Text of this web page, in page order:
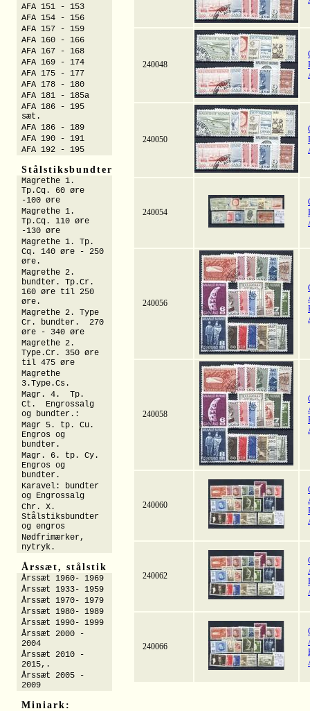
240048
240050
240054
240056
240058
240060
240062
240066
AFA 151 - 153
AFA 154 - 156
AFA 157 - 159
AFA 160 - 166
AFA 167 - 168
AFA 169 - 174
AFA 175 - 177
AFA 178 - 180
AFA 181 - 185a
AFA 186 - 195
sæt.
AFA 186 - 189
AFA 190 - 191
AFA 192 - 195
Stålstiksbundter
Magrethe 1.
Tp.Cq. 60 øre
-100 øre
Magrethe 1.
Tp.Cq. 110 øre
-130 øre
Magrethe 1. Tp.
Cq. 140 øre - 250
øre.
Magrethe 2.
bundter. Tp.Cr.
160 øre til 250
øre.
Magrethe 2. Type
Cr. bundter. 270
øre - 340 øre
Magrethe 2.
Type.Cr. 350 øre
til 475 øre
Magrethe
3.Type.Cs.
Magr. 4. Tp.
Ct. Engrossalg
og bundter.:
Magr 5. tp. Cu.
Engros og
bundter.
Magr. 6. tp. Cy.
Engros og
bundter.
Karavel: bundter
og Engrossalg
Chr. X.
Stålstiksbundter
og engros
Nødfrimærker,
nytryk.
Årssæt, stålstik
Årssæt 1960- 1969
Årssæt 1933- 1959
Årssæt 1970- 1979
Årssæt 1980- 1989
Årssæt 1990- 1999
Årssæt 2000 -
2004
Årssæt 2010 -
2015,.
Årssæt 2005 -
2009
Miniark: